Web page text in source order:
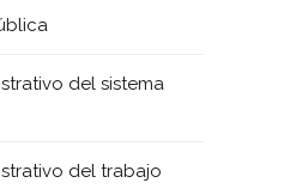
del sistema
del trabajo